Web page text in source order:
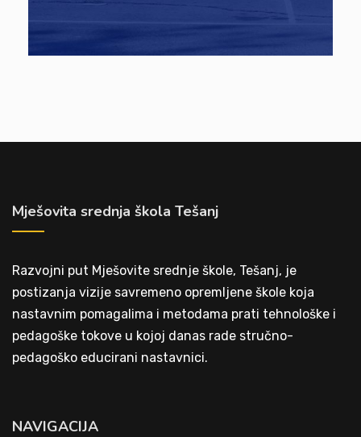
Mješovita srednja škola Tešanj
Razvojni put Mješovite srednje škole, Tešanj, je
postizanja vizije savremeno opremljene škole koja
nastavnim pomagalima i metodama prati tehnološke i
pedagoške tokove u kojoj danas rade stručno-
pedagoško educirani nastavnici.
NAVIGACIJA